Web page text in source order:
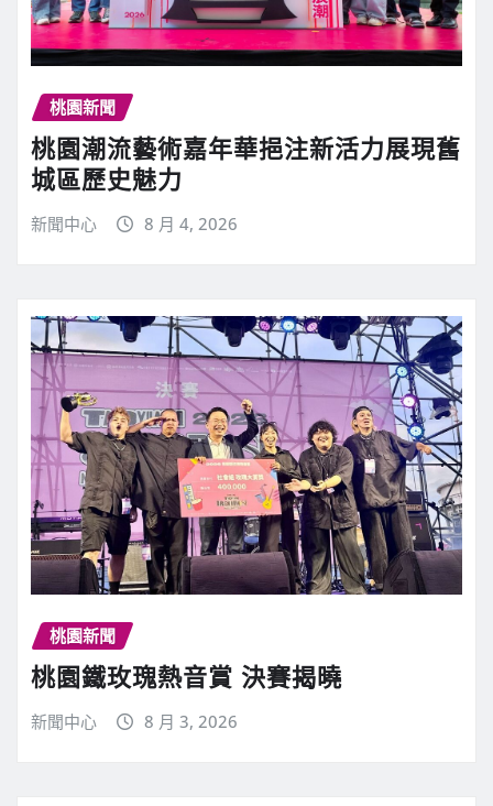
桃園新聞
桃園潮流藝術嘉年華挹注新活力展現舊
城區歷史魅力
新聞中心 8 月 4, 2026
桃園新聞
桃園鐵玫瑰熱音賞 決賽揭曉
新聞中心 8 月 3, 2026